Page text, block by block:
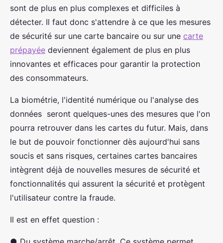
sont de plus en plus complexes et difficiles à
détecter. Il faut donc s'attendre à ce que les mesures
de sécurité sur une carte bancaire ou sur une carte
prépayée deviennent également de plus en plus
innovantes et efficaces pour garantir la protection
des consommateurs.
La biométrie, l'identité numérique ou l'analyse des
données seront quelques-unes des mesures que l'on
pourra retrouver dans les cartes du futur. Mais, dans
le but de pouvoir fonctionner dès aujourd'hui sans
soucis et sans risques, certaines cartes bancaires
intègrent déjà de nouvelles mesures de sécurité et
fonctionnalités qui assurent la sécurité et protègent
l'utilisateur contre la fraude.
Il est en effet question :